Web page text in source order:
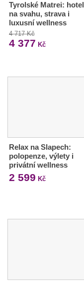
Tyrolské Matrei: hotel
na svahu, strava i
luxusní wellness
4 717 Kč
4 377 Kč
Relax na Slapech:
polopenze, výlety i
privátní wellness
2 599 Kč